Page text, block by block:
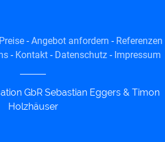
Preise-Angebot anfordern - Referenzen
- Kontakt- Datenschutz- Impressum
GbR Sebastian Eggers & Timon
Holzhäuser